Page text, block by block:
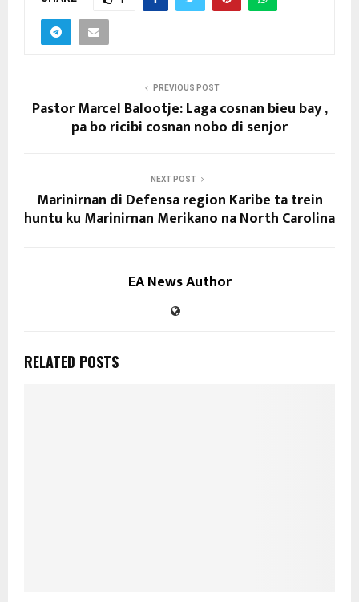
PREVIOUS POST
Pastor Marcel Balootje: Laga cosnan bieu bay ,
pa bo ricibi cosnan nobo di senjor
NEXT POST
Marinirnan di Defensa region Karibe ta trein
huntu ku Marinirnan Merikano na North Carolina
EA News Author
RELATED POSTS